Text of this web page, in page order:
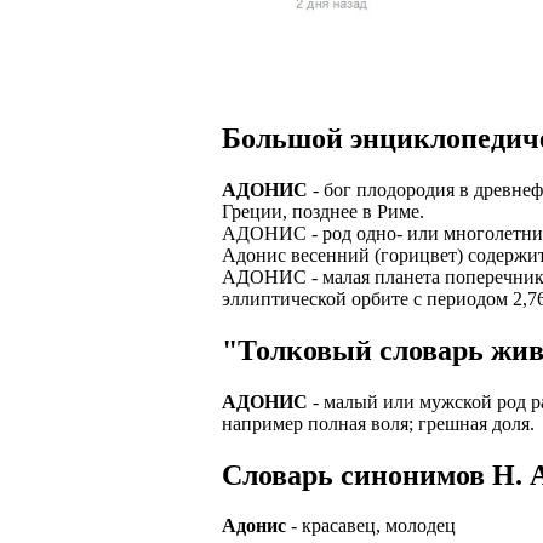
надежность и
ВНИМАНИЕ: Мы
имеет права
Варианты: 1)
2) Рабочая
3) Также
Знание языка
Требуются
Варианты
Средняя
оплачиваются
График 10-12
Авто
Никаких % и
В наличии
Ищем
количество
Гибкий
Дружный
Смартфон для
Скидки и акции
ЧТОБЫ
Откликнитесь
Заполните
Ожидайте
Большой
АДОНИС - бог плодородия в
Греции, позднее в Риме.
АДОНИС - род одно- или многолетних
Адонис весенний (горицвет)
АДОНИС - малая планета
эллиптической орбите с периодом
"Толковый словарь
АДОНИС - малый или мужской род
например полная воля; грешная доля.
Cловарь синонимов Н.
Адонис - красавец, молодец